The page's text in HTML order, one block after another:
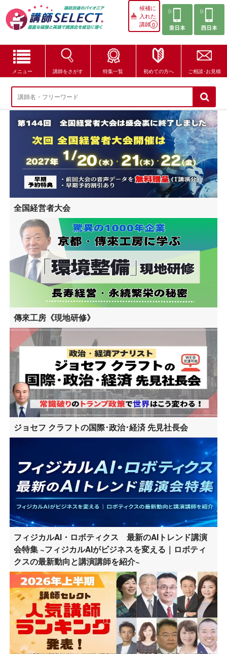
候補に
入れた
講師0
メニュー 講師をさがす 特集一覧 初めての方へ ご相談･お見積
講師をさがす
特集一覧
講師セレクトが選ばれる理由
ブログ・コラム
はじめての方へ
ご相談・お見積
全国経営者大会
傳來工房《現地研修》
ジョセフ クラフトの国際･政治･経済 先見社長会
フィジカルAI・ロボティクス 最新のAIトレンド講演
会特集 ~フィジカルAIがビジネスを変える｜ロボティ
クスの最新動向と講演講師を紹介~